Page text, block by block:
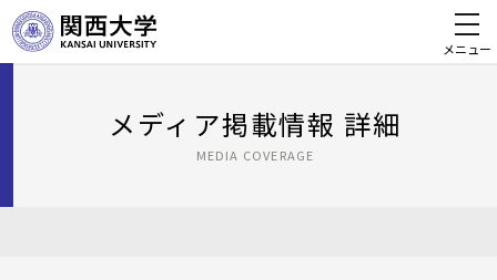
メニュー
メディア掲載情報 詳細
MEDIA COVERAGE